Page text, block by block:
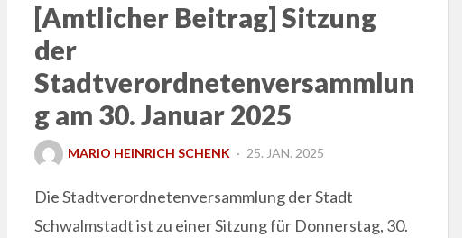
[Amtlicher Beitrag] Sitzung
der
Stadtverordnetenversammlun
g am 30. Januar 2025
MARIO HEINRICH SCHENK
POSTED
25. JAN. 2025
Die Stadtverordnetenversammlung der Stadt
Schwalmstadt ist zu einer Sitzung für Donnerstag, 30.